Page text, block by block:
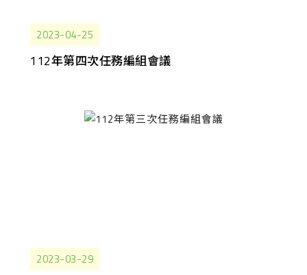
2023-04-25
112年第四次任務編組會議
2023-03-29